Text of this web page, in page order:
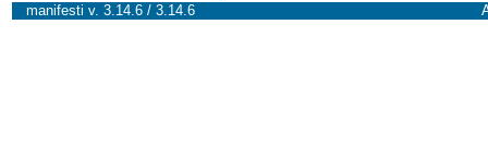
manifesti v. 3.14.6 / 3.14.6